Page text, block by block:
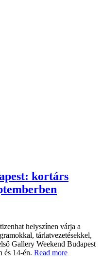
kortárs
helyszínen várja a
tárlatvezetésekkel,
Gallery Weekend Budapest
és 14-én. Read more